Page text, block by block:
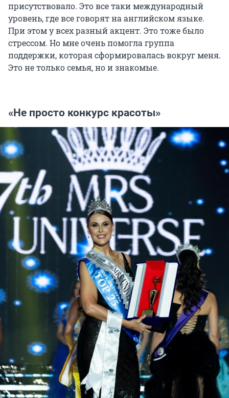
присутствовало. Это все таки международный
уровень, где все говорят на английском языке.
При этом у всех разный акцент. Это тоже было
стрессом. Но мне очень помогла группа
поддержки, которая сформировалась вокруг меня.
Это не только семья, но и знакомые.
«Не просто конкурс красоты»